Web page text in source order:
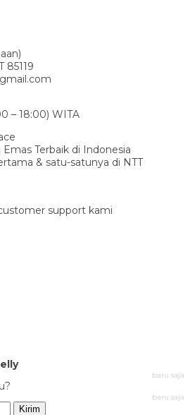
85119
– 18:00) WITA
Emas Terbaik di Indonesia
& satu-satunya di NTT
support kami
baru saja
baru saja
Kirim